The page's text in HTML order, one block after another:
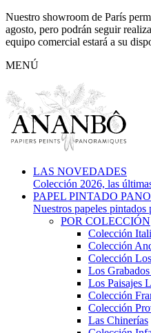
Nuestro showroom de París
agosto, pero podrán seguir
equipo comercial estará a su
MENÚ
LAS NOVEDADES
Colección 2026, las
PAPEL PINTADO
Nuestros papeles
POR COLECCIÓN
Colección
Colección
Colección
Los
Los Paisajes
Colección
Colección
Las Chinerías